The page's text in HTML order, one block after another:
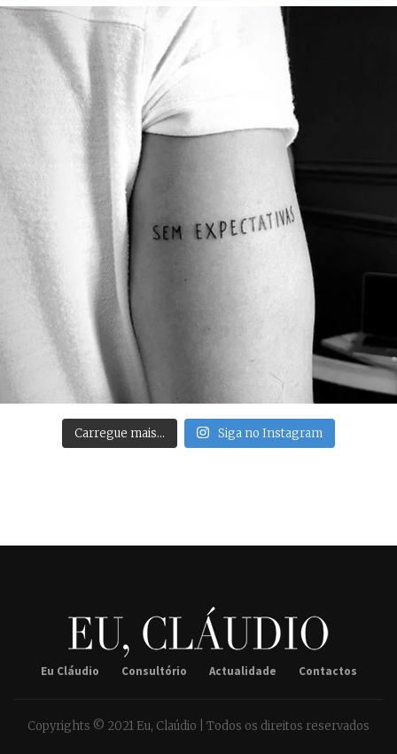
Carregue mais… Siga no Instagram
Eu Cláudio Consultório Actualidade Contactos
Copyrights © 2021 Eu, Claúdio | Todos os direitos reservados